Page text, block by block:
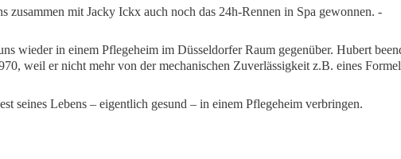
zusammen mit Jacky Ickx auch noch das 24h-Rennen in Spa gewonnen. -
wieder in einem Pflegeheim im Düsseldorfer Raum gegenüber. Hubert
weil er nicht mehr von der mechanischen Zuverlässigkeit z.B. eines
seines Lebens – eigentlich gesund – in einem Pflegeheim verbringen.